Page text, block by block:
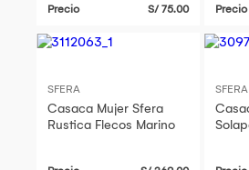
Precio S/ 75.00 Precio
SFERA
Casaca Mujer Sfera
Rustica Flecos Marino
SFERA